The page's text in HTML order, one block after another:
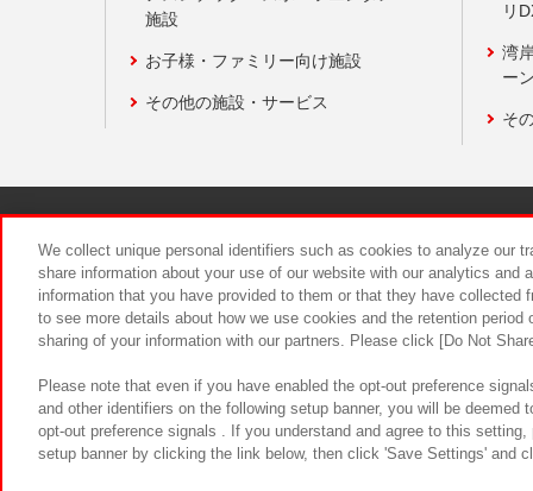
施設
お子様・ファミリー向け施設
その他の施設・サービス
リ
湾
ー
そ
食品のご
We collect unique personal identifiers such as cookies to analyze our
share information about your use of our website with our analytics and
information that you have provided to them or that they have
to see more details about how we use cookies and the retention
sharing of your information with our partners. Please click [Do Not
Please note that even if you have enabled the opt-out preference
and other identifiers on the following setup banner, you will be
opt-out preference signals . If you understand and agree to this
setup banner by clicking the link below, then click 'Save Settings' and